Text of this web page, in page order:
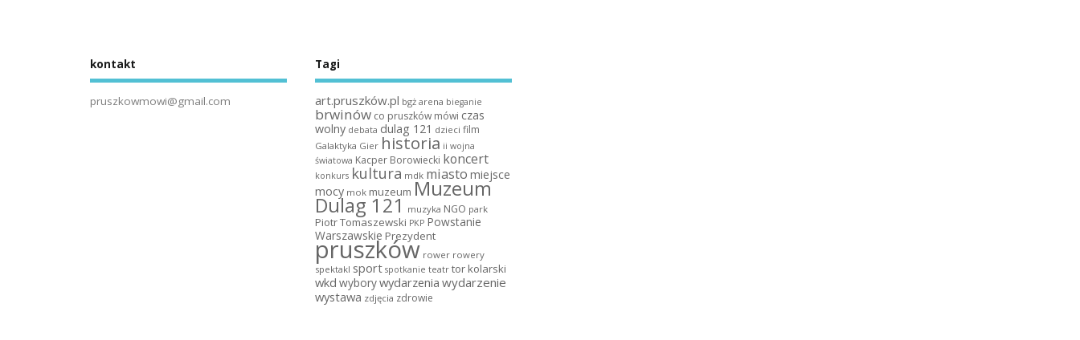
kontakt
pruszkowmowi@gmail.com
Tagi
art.pruszków.pl bgż arena bieganie
brwinów co pruszków mówi czas
wolny debata dulag 121 dzieci film
Galaktyka Gier historia ii wojna
światowa Kacper Borowiecki koncert
konkurs kultura mdk miasto miejsce
mocy mok muzeum Muzeum
Dulag 121 muzyka NGO park
Piotr Tomaszewski PKP Powstanie
Warszawskie Prezydent
pruszków rower rowery
spektakl sport spotkanie teatr tor kolarski
wkd wyborywydarzenia wydarzenie
wystawa zdjęcia zdrowie